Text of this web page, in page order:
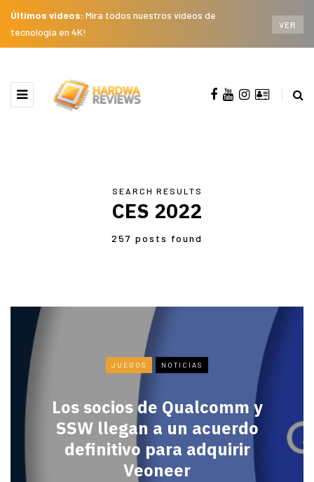
Últimos videos: Mira todos nuestros videos de
tecnología en 4K!
VER
SEARCH RESULTS
CES 2022
257 posts found
JUEGOS NOTICIAS
Los socios de Qualcomm y
SSW llegan a un acuerdo
definitivo para adquirir
Veoneer